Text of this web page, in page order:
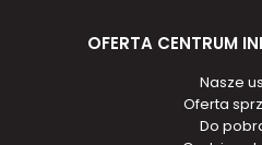
OFERTA CENTRUM
Nasze
Oferta
Do